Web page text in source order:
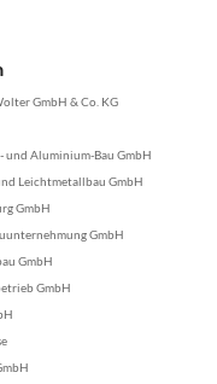
GmbH & Co. KG
und Aluminium-Bau GmbH
Leichtmetallbau GmbH
GmbH
GmbH
GmbH
GmbH